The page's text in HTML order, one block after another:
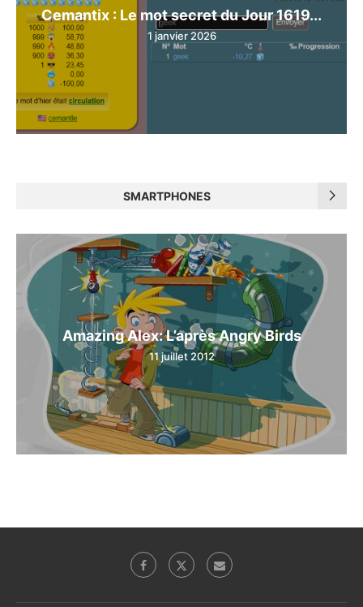
Cemantix : Le mot secret du Jour 1619...
1 janvier 2026
SMARTPHONES
Amazing Alex: L’après Angry Birds
11 juillet 2012